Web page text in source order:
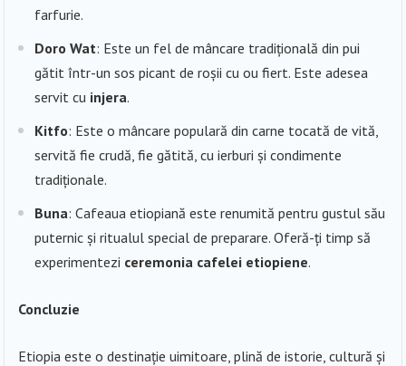
farfurie.
Doro Wat: Este un fel de mâncare tradițională din pui
gătit într-un sos picant de roșii cu ou fiert. Este adesea
servit cu injera.
Kitfo: Este o mâncare populară din carne tocată de vită,
servită fie crudă, fie gătită, cu ierburi și condimente
tradiționale.
Buna: Cafeaua etiopiană este renumită pentru gustul său
puternic și ritualul special de preparare. Oferă-ți timp să
experimentezi ceremonia cafelei etiopiene.
Concluzie
Etiopia este o destinație uimitoare, plină de istorie, cultură și